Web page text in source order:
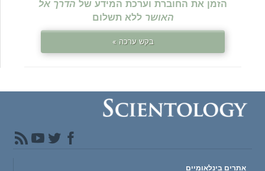
הזמן את החוברת וערכת המידע של הדרך אל
האושר ללא תשלום
בקש ערכה »
אתרים בינלאומיים